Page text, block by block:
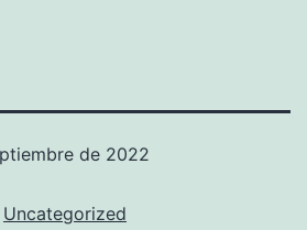
de 2022
Uncategorized